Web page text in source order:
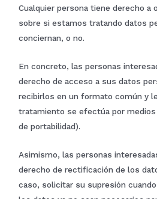
Cualquier persona tiene derecho a
sobre si estamos tratando datos
conciernan, o no.
En concreto, las personas
derecho de acceso a sus datos
recibirlos en un formato común y
tratamiento se efectúa por
de portabilidad).
Asimismo, las personas
derecho de rectificación de los
caso, solicitar su supresión